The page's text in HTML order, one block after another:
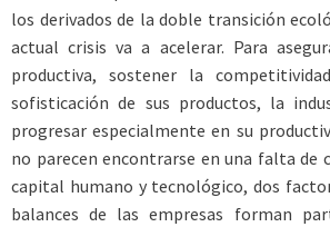
los derivados de la doble transición
actual crisis va a acelerar. Para
productiva, sostener la
sofisticación de sus productos, la
progresar especialmente en su
no parecen encontrarse en una falta de
capital humano y tecnológico, dos
balances de las empresas forman